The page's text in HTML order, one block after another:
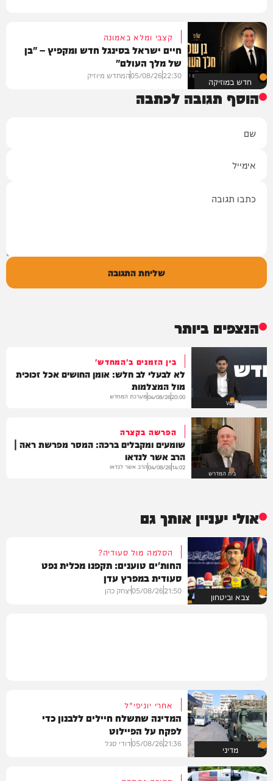
חדש במוזיקה
קצבי ומלא באמונה
חיים ישראל בסינגל חדש ומקפיץ – "בן
של מלך העולם"
22:30
05/08/26המחדש מיוזיק
הוסף תגובה לכתבה
שליחת התגובה
הנצפים ביותר
VOD
בין הזמנים ב'המחדש'
לא לבעלי לב חלש: אומן החושים אכל זכוכית
מול המצלמות
20:00
04/08/26מערכת המחדש
בית המדרש
הפרשה בקצרה
שומעים ומקבלים ברכה: המסר מפרשת ראה |
הרב אשר לנדאו
14:02
04/08/26הרב אשר לנדאו
אולי יעניין אותך גם
צבא וביטחון
הסלמה מול סעודיה?
החות'ים טוענים: תקפנו מכלית נפט
סעודית במפרץ עדן
21:50
05/08/26יצחק כהן
מדיני
אחרי יוניפי"ל
המדינה שתשלח חיילים ללבנון כדי
לפקח על הפיילוט
21:36
05/08/26דודי סגל